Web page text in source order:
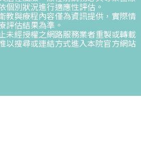
個別狀況進行適應性評估。
教與療程內容僅為資訊提供，實際情
評估結果為準。
未經授權之網路服務業者重製或轉載
以搜尋或連結方式進入本院官方網站